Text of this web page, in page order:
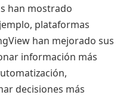
han mostrado
plataformas
han mejorado sus
información más
decisiones más